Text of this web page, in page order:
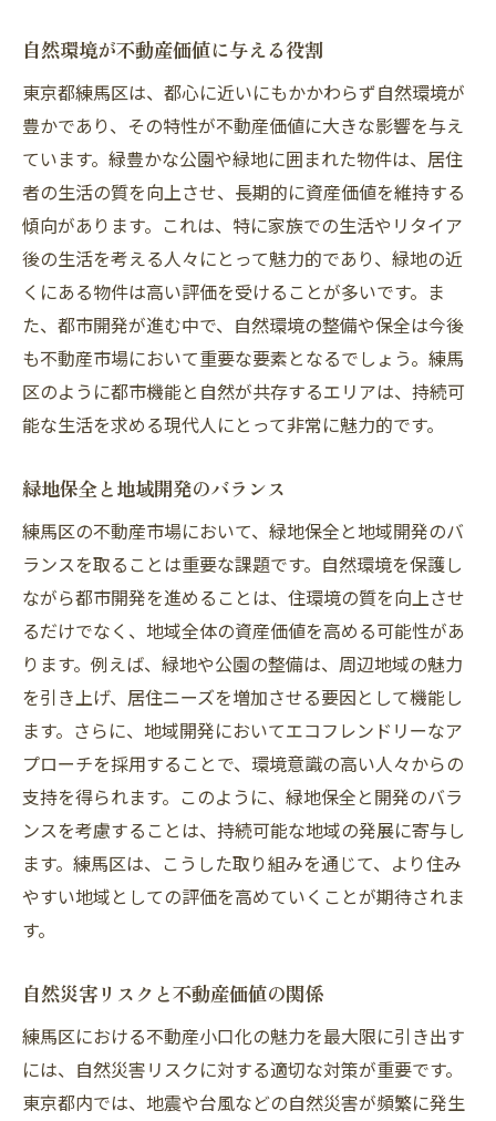
自然環境が不動産価値に与える役割
東京都練馬区は、都心に近いにもかかわらず自然環境が
豊かであり、その特性が不動産価値に大きな影響を与え
ています。緑豊かな公園や緑地に囲まれた物件は、居住
者の生活の質を向上させ、長期的に資産価値を維持する
傾向があります。これは、特に家族での生活やリタイア
後の生活を考える人々にとって魅力的であり、緑地の近
くにある物件は高い評価を受けることが多いです。ま
た、都市開発が進む中で、自然環境の整備や保全は今後
も不動産市場において重要な要素となるでしょう。練馬
区のように都市機能と自然が共存するエリアは、持続可
能な生活を求める現代人にとって非常に魅力的です。
緑地保全と地域開発のバランス
練馬区の不動産市場において、緑地保全と地域開発のバ
ランスを取ることは重要な課題です。自然環境を保護し
ながら都市開発を進めることは、住環境の質を向上させ
るだけでなく、地域全体の資産価値を高める可能性があ
ります。例えば、緑地や公園の整備は、周辺地域の魅力
を引き上げ、居住ニーズを増加させる要因として機能し
ます。さらに、地域開発においてエコフレンドリーなア
プローチを採用することで、環境意識の高い人々からの
支持を得られます。このように、緑地保全と開発のバラ
ンスを考慮することは、持続可能な地域の発展に寄与し
ます。練馬区は、こうした取り組みを通じて、より住み
やすい地域としての評価を高めていくことが期待されま
す。
自然災害リスクと不動産価値の関係
練馬区における不動産小口化の魅力を最大限に引き出す
には、自然災害リスクに対する適切な対策が重要です。
東京都内では、地震や台風などの自然災害が頻繁に発生